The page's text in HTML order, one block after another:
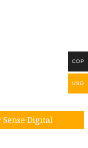
Digital
COP
USD